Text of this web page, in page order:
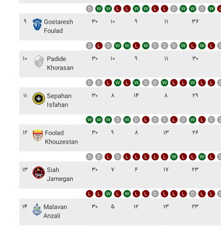
۹
Gostaresh
Foulad
۳۰ ۱۰ ۹ ۱۱ ۳۶
۱۰
Padide
Khorasan
۳۰ ۱۰ ۹ ۱۱ ۳۰
۱۱
Sepahan
Isfahan
۳۰ ۸ ۱۴ ۸ ۲۹
۱۲
Foolad
Khouzestan
۳۰ ۹ ۸ ۱۳ ۲۶
۱۳
Siah
Jamegan
۳۰ ۷ ۶ ۱۷ ۲۳
۱۴
Malavan
Anzali
۳۰ ۵ ۱۲ ۱۳ ۲۳